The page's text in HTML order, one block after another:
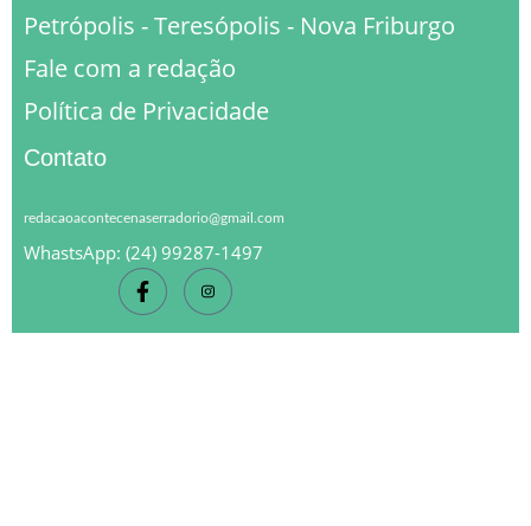
Petrópolis - Teresópolis - Nova Friburgo
Fale com a redação
Política de Privacidade
Contato
redacaoacontecenaserradorio@gmail.com
WhastsApp: (24) 99287-1497